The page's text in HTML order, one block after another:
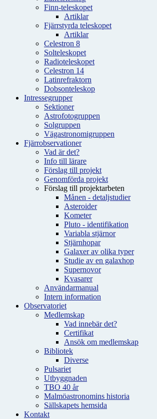
Finn-teleskopet
Artiklar
Fjärrstyrda teleskopet
Artiklar
Celestron 8
Solteleskopet
Radioteleskopet
Celestron 14
Latinrefraktorn
Dobsonteleskop
Intressegrupper
Sektioner
Astrofotogruppen
Solgruppen
Vägastronomigruppen
Fjärrobservationer
Vad är det?
Info till lärare
Förslag till projekt
Genomförda projekt
Förslag till projektarbeten
Månen - detaljstudier
Asteroider
Kometer
Pluto - identifikation
Variabla stjärnor
Stjärnhopar
Galaxer av olika typer
Studie av en galaxhop
Supernovor
Kvasarer
Användarmanual
Intern information
Observatoriet
Medlemskap
Vad innebär det?
Certifikat
Ansök om medlemskap
Bibliotek
Diverse
Pulsariet
Utbyggnaden
TBO 40 år
Malmöastronomins historia
Sällskapets hemsida
Kontakt